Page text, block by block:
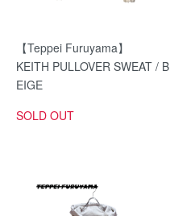
【Teppei Furuyama】
KEITH PULLOVER SWEAT / B
EIGE
SOLD OUT